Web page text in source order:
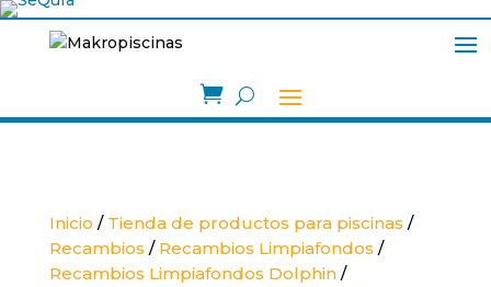

Inicio / Tienda de productos para piscinas /
Recambios / Recambios Limpiafondos /
Recambios Limpiafondos Dolphin/